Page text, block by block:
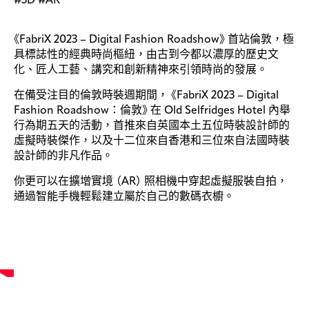
《 FabriX 2023 – Digital Fashion Roadshow》首站倫敦，極
具標誌性的經典時尚樞紐，由古到今都以濃厚的歷史文
化、匠人工藝、講究和創新精神來引領時尚的發展。
在備受注目的倫敦時裝週期間， 《 FabriX 2023 – Digital
Fashion Roadshow：倫敦》在 Old Selfridges Hotel 內舉
行為期五天的活動，首推來自英國本土五位時裝設計師的
虛擬時裝傑作，以及十二位來自香港和三位來自法國時裝
設計師的非凡作品。
你更可以在擴增實境（AR）照相機中穿起虛擬服裝自拍，
通過智能手機輕鬆建立屬於自己的數碼衣櫥。